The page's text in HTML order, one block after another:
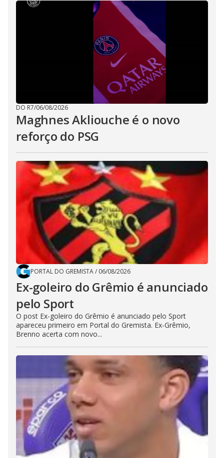
DO R7/06/08/2026
Maghnes Akliouche é o novo
reforço do PSG
PORTAL DO GREMISTA/ 06/08/2026
Ex-goleiro do Grêmio é anunciado
pelo Sport
O post Ex-goleiro do Grêmio é anunciado pelo Sport
apareceu primeiro em Portal do Gremista. Ex-Grêmio,
Brenno acerta com novo...